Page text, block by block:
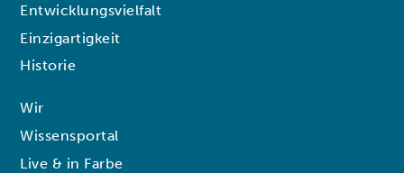
Entwicklungsvielfalt
Einzigartigkeit
Historie
Wir
Wissensportal
Live & in Farbe